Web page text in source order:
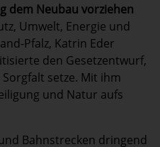
dem Neubau vorziehen
Umwelt, Energie und
Pfalz, Katrin Eder
den Gesetzentwurf,
setze. Mit ihm
und Natur aufs
Bahnstrecken dringend